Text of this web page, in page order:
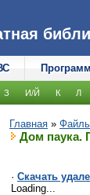
З И/Й К Л
Главная »
Дом паука.
· Скачать
Loading...